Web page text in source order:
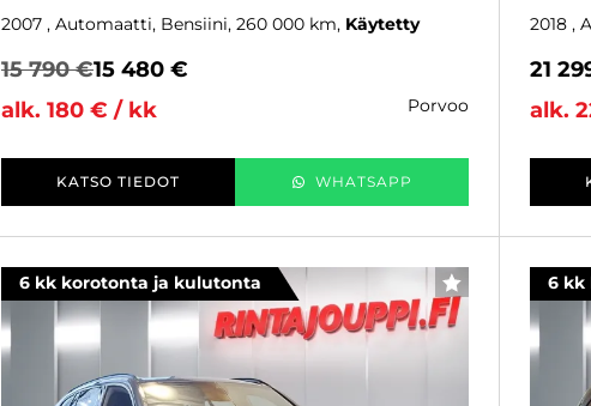
2007 , Automaatti, Bensiini, 260 000 km Käytetty
15 790 €15 480 €
alk. 180 € / kk
porvoo
KATSO TIEDOT WHATSAPP
2018 ,
21
alk.
6 kk korotonta ja kulutonta SUOSIKKI 6 kk